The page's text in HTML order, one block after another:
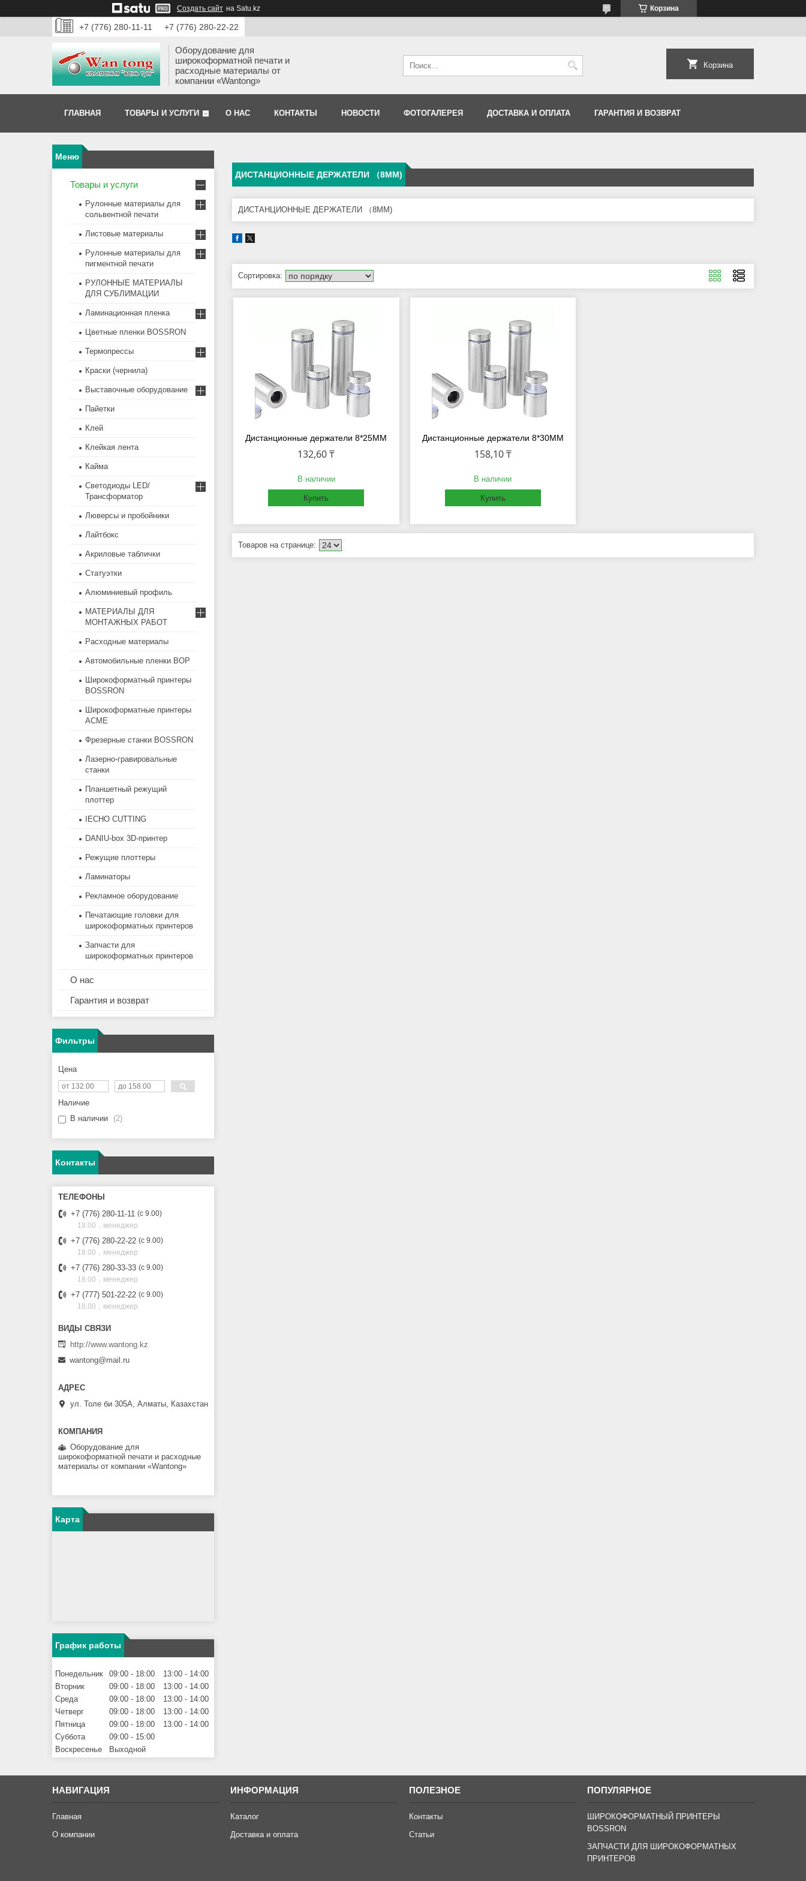
Создать сайт на Satu.kz Корзина
+7 (776) 280-11-11 +7 (776) 280-22-22
Оборудование для
широкоформатной печати и
расходные материалы от
компании «Wantong»
Корзина
ГЛАВНАЯ ТОВАРЫ И УСЛУГИ О НАС КОНТАКТЫ НОВОСТИ ФОТОГАЛЕРЕЯ ДОСТАВКА И ОПЛАТА ГАРАНТИЯ И ВОЗВРАТ
ДИСТАНЦИОННЫЕ ДЕРЖАТЕЛИ （8MM)
ДИСТАНЦИОННЫЕ ДЕРЖАТЕЛИ （8MM)
Дистанционные держатели 8*25MM
132,60 ₸
В наличии
Купить
Дистанционные держатели 8*30MM
158,10 ₸
В наличии
Купить
Товары и услуги
Рулонные материалы для
сольвентной печати
Листовые материалы
Рулонные материалы для
пигментной печати
РУЛОННЫЕ МАТЕРИАЛЫ
ДЛЯ СУБЛИМАЦИИ
Ламинационная пленка
Цветные пленки BOSSRON
Термопрессы
Краски (чернила)
Выставочные оборудование
Пайетки
Клей
Клейкая лента
Кайма
Светодиоды LED/
Трансформатор
Люверсы и пробойники
Лайтбокс
Акриловые таблички
Статуэтки
Алюминиевый профиль
МАТЕРИАЛЫ ДЛЯ
МОНТАЖНЫХ РАБОТ
Расходные материалы
Автомобильные пленки BOP
Широкоформатный принтеры
BOSSRON
Широкоформатные принтеры
ACME
Фрезерные станки BOSSRON
Лазерно-гравировальные
станки
Планшетный режущий
плоттер
IECHO CUTTING
DANIU-box 3D-принтер
Режущие плоттеры
Ламинаторы
Рекламное оборудование
Печатающие головки для
широкоформатных принтеров
Запчасти для
широкоформатных принтеров
О нас
Гарантия и возврат
Фильтры
Цена
Наличие
В наличии
2
Контакты
+7 (776) 280-11-11 с 9.00
18.00，менеджер
+7 (776) 280-22-22 с 9.00
18.00，менеджер
+7 (776) 280-33-33 с 9.00
18.00，менеджер
+7 (777) 501-22-22 с 9.00
18.00，менеджер
http://www.wantong.kz
wantong@mail.ru
ул. Толе би 305А, Алматы, Казахстан
Оборудование для
широкоформатной печати и расходные
материалы от компании «Wantong»
Карта
График работы
Понедельник 09:00 18:00 13:00
14:00
Вторник
09:00 18:00 13:00
14:00
Среда
09:00 18:00 13:00
14:00
Четверг
09:00 18:00 13:00
14:00
Пятница
09:00 18:00 13:00
14:00
Суббота
09:00
15:00
Воскресенье
Выходной
НАВИГАЦИЯ
Главная
О компании
ИНФОРМАЦИЯ
Каталог
Доставка и оплата
ПОЛЕЗНОЕ
Контакты
Статьи
ПОПУЛЯРНОЕ
ШИРОКОФОРМАТНЫЙ ПРИНТЕРЫ
BOSSRON
ЗАПЧАСТИ ДЛЯ ШИРОКОФОРМАТНЫХ
ПРИНТЕРОВ